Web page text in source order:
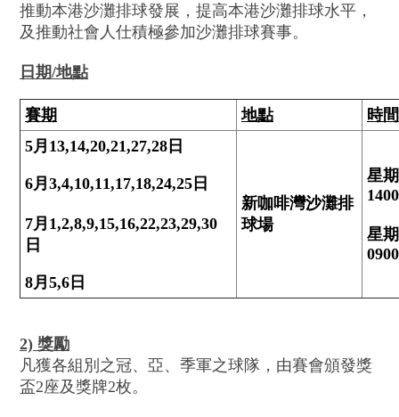
推動本港沙灘排球發展，提高本港沙灘排球水平，
及推動社會人仕積極參加沙灘排球賽事。
日期/地點
賽期 地點
時間
5月 13,14,20,21,27,28 日
6月 3,4,10,11,17,18,24,25 日
7月 1,2,8,9,15,16,22,23,29,30
日
8月 5,6 日
新咖啡灣沙灘排
球場
星
星
2) 獎勵
凡獲各組別之冠、亞、季軍之球隊，由賽會頒發獎
盃2座及獎牌2枚。